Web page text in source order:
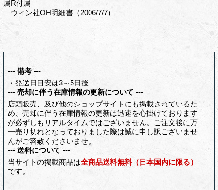
属R付属
ウィン社OH明細書（2006/7/7）
--- 備考 ---
・発送日目安は3～5日後
--- 売却に伴う在庫情報の更新について ---
店頭販売、及び他のショップサイトにも掲載されているた
め、売却に伴う在庫情報の更新は迅速を心掛けております
が必ずしもリアルタイムではございません。ご注文後に万
一売り切れとなっておりました際は誠に申し訳ございませ
んがご容赦くださいませ。
--- 送料について ---
当サイトの掲載商品は全商品送料無料（日本国内に限る）
です。